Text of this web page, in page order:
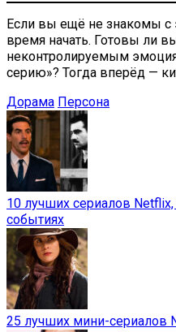
Если вы ещё не знакомы с
время начать. Готовы ли
неконтролируемым
серию»? Тогда вперёд —
Дорама Персона
10 лучших сериалов
событиях
25 лучших мини-сериалов